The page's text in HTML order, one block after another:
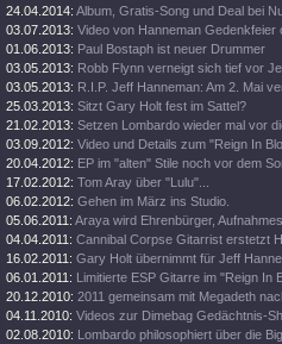
24.04.2014: Album, Gratis-Song und Deal bei
03.07.2013: Video von Hanneman Gedenkfeier
01.06.2013: Paul Bostaph ist neuer Drummer
03.05.2013: Robb Flynn verneigt sich tief vor
03.05.2013: R.I.P. Jeff Hanneman: Am 2. Mai
25.03.2013: Sitzt Gary Holt fest im Sattel?
21.02.2013: Setzen Lombardo wieder mal vor
03.09.2012: Video und Details zum "Reign In
20.04.2012: EP im "alten" Stile noch vor dem
17.02.2012: Tom Aray über "Lulu"...
06.02.2012: Gehen im März ins Studio.
05.06.2011: Araya wird Ehrenbürger,
04.04.2011: Cannibal Corpse Gitarrist erstetzt
16.02.2011: Gary Holt übernimmt für Jeff
06.01.2011: Limitierte ESP Gitarre im "Reign In
20.12.2010: 2011 gemeinsam mit Megadeth
04.11.2010: Videos zur Dimebag Gedächtnis-
02.08.2010: Lombardo philosophiert über die